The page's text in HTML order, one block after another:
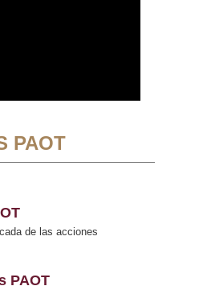
PAOT
de las acciones
PAOT